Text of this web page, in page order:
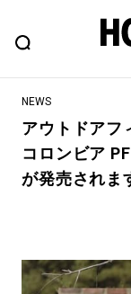
ヒップなファ
#注目のタグ
#NEW
#路地裏てぃ
NEWS
アウトドアフ
コロンビア
が発売されま